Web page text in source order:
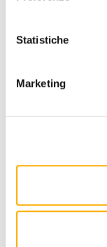
Statistiche
Marketing